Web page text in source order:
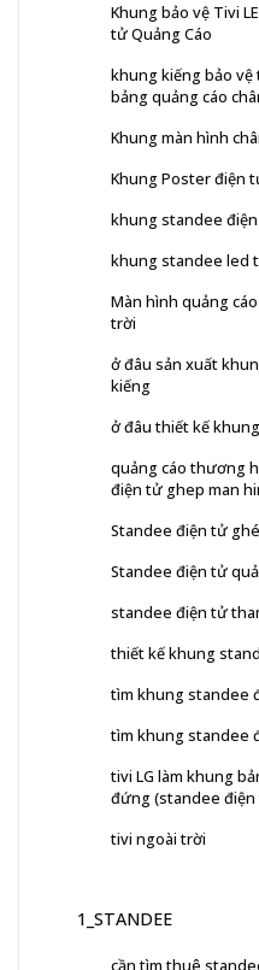
Khung bảo vệ Tivi
tử Quảng Cáo
khung kiếng bảo vệ
bảng quảng cáo
Khung màn hình
Khung Poster điện
khung standee
khung standee led
Màn hình quảng
trời
ở đâu sản xuất
kiếng
ở đâu thiết kế
quảng cáo thương
điện tử ghep man
Standee điện tử
Standee điện tử
standee điện tử
thiết kế khung
tìm khung standee
tìm khung standee
tivi LG làm khung
đứng (standee điện
tivi ngoài trời
1_STANDEE
cần tìm thuê